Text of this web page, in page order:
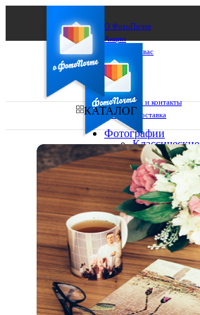
О ФотоПочте
Акции
Сделаем за вас
Бизнесу
FAQ
Франшиза
Поддержка и контакты
Оплата и доставка
Ваш город:
Ваш регион доставки
Выберите из списка:
КАТАЛОГ
Фотографии
Классические
фото
10х10
10х15
13х18
15х15
15х20
20х20
20х30
30х30
30х40
А4
Фото
в